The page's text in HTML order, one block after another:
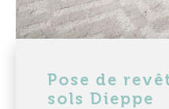
Pose de
sols Dieppe